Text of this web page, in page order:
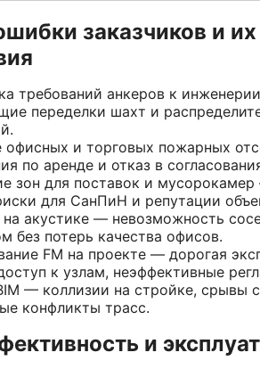
заказчиков и их
требований анкеров к
переделки шахт и
и торговых пожарных
по аренде и отказ в
зон для поставок и
для СанПиН и репутации
акустике — невозможность
без потерь качества офисов.
FM на проекте — дорогая
к узлам, неэффективные
— коллизии на стройке, срывы
конфликты трасс.
и